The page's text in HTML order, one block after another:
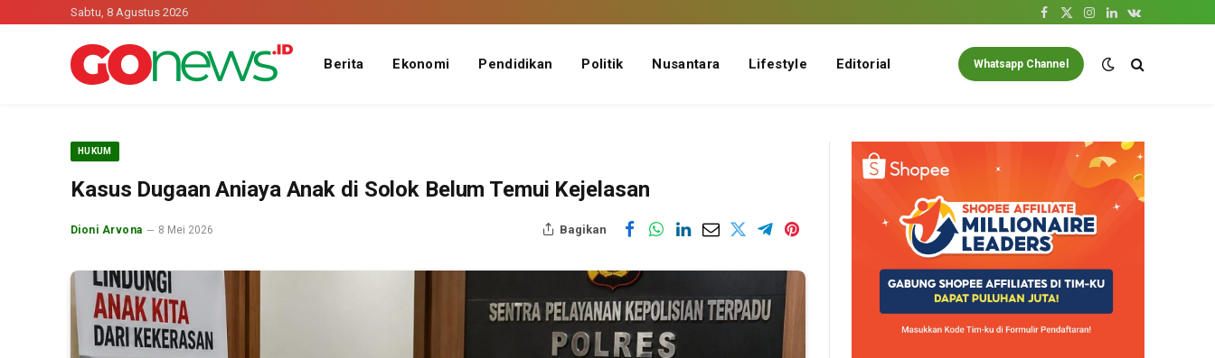
Sabtu, 8 Agustus 2026
Facebook
X
Instagram
LinkedInVKontakte
Berita Ekonomi Pendidikan Politik Nusantara Lifestyle Editorial Whatsapp Channel
HUKUM
Kasus Dugaan Aniaya Anak di Solok Belum Temui Kejelasan
Dioni Arvona 8 Mei 2026 Bagikan